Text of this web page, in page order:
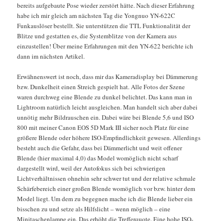
bereits aufgebaute Pose wieder zerstört hätte. Nach dieser Erfahrung
habe ich mir gleich am nächsten Tag die Yongnuo YN-622C
Funkauslöser bestellt. Sie unterstützen die TTL Funktionalität der
Blitze und gestatten es, die Systemblitze von der Kamera aus
einzustellen! Über meine Erfahrungen mit den YN-622 berichte ich
dann im nächsten Artikel.
Erwähnenswert ist noch, dass mir das Kameradisplay bei Dämmerung
bzw. Dunkelheit einen Streich gespielt hat. Alle Fotos der Szene
waren durchweg eine Blende zu dunkel belichtet. Das kann man in
Lightroom natürlich leicht ausgleichen. Man handelt sich aber dabei
unnötig mehr Bildrauschen ein. Dabei wäre bei Blende 5,6 und ISO
800 mit meiner Canon EOS 5D Mark III sicher noch Platz für eine
größere Blende oder höhere ISO-Empfindlichkeit gewesen. Allerdings
besteht auch die Gefahr, dass bei Dämmerlicht und weit offener
Blende (hier maximal 4,0) das Model womöglich nicht scharf
dargestellt wird, weil der Autofokus sich bei schwierigen
Lichtverhältnissen ohnehin sehr schwer tut und der relative schmale
Schärfebereich einer großen Blende womöglich vor bzw. hinter dem
Model liegt. Um dem zu begegnen mache ich die Blende lieber ein
bisschen zu und setze als Hilfslicht – wenn möglich – eine
Minitaschenlampe ein. Das erhöht die Trefferquote. Eine hohe ISO-